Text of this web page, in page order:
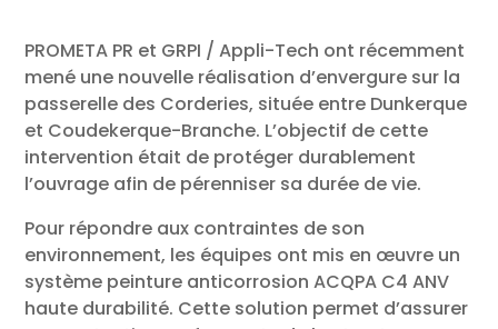
PROMETA PR et GRPI / Appli-Tech ont récemment
mené une nouvelle réalisation d’envergure sur la
passerelle des Corderies, située entre Dunkerque
et Coudekerque-Branche. L’objectif de cette
intervention était de protéger durablement
l’ouvrage afin de pérenniser sa durée de vie.
Pour répondre aux contraintes de son
environnement, les équipes ont mis en œuvre un
système peinture anticorrosion ACQPA C4 ANV
haute durabilité. Cette solution permet d’assurer